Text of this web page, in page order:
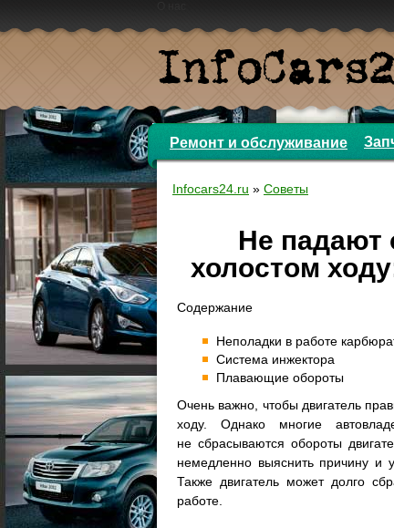
Ремонт и обслуживание
Infocars24.ru » Советы
Не падают
холостом
Содержание
Неполадки в работе
Система инжектора
Плавающие обороты
Очень важно, чтобы двигатель
ходу. Однако многие
не сбрасываются обороты
немедленно выяснить причину и
Также двигатель может долго
работе.